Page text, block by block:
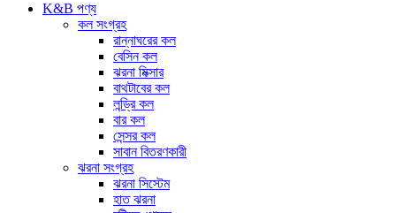
K&B পণ্য
কল সংগ্রহ
রান্নাঘরের কল
বেসিন কল
ঝরনা মিক্সার
বাথটাবের কল
লন্ড্রি কল
বার কল
সেন্সর কল
সাবান বিতরণকারী
ঝরনা সংগ্রহ
ঝরনা সিস্টেম
হাত ঝরনা